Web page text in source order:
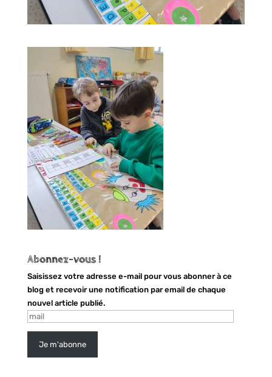
Abonnez-vous !
Saisissez votre adresse e-mail pour vous abonner à ce
blog et recevoir une notification par email de chaque
nouvel article publié.
mail
Je m'abonne